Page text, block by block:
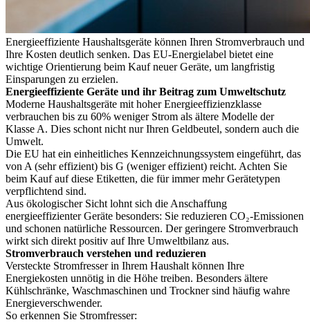
Energieeffiziente Haushaltsgeräte können Ihren Stromverbrauch und
Ihre Kosten deutlich senken. Das EU-Energielabel bietet eine
wichtige Orientierung beim Kauf neuer Geräte, um langfristig
Einsparungen zu erzielen.
Energieeffiziente Geräte und ihr Beitrag zum Umweltschutz
Moderne Haushaltsgeräte mit hoher Energieeffizienzklasse
verbrauchen bis zu 60% weniger Strom als ältere Modelle der
Klasse A. Dies schont nicht nur Ihren Geldbeutel, sondern auch die
Umwelt.
Die EU hat ein einheitliches Kennzeichnungssystem eingeführt, das
von A (sehr effizient) bis G (weniger effizient) reicht. Achten Sie
beim Kauf auf diese Etiketten, die für immer mehr Gerätetypen
verpflichtend sind.
Aus ökologischer Sicht lohnt sich die Anschaffung
energieeffizienter Geräte besonders: Sie reduzieren CO₂-Emissionen
und schonen natürliche Ressourcen. Der geringere Stromverbrauch
wirkt sich direkt positiv auf Ihre Umweltbilanz aus.
Stromverbrauch verstehen und reduzieren
Versteckte Stromfresser in Ihrem Haushalt können Ihre
Energiekosten unnötig in die Höhe treiben. Besonders ältere
Kühlschränke, Waschmaschinen und Trockner sind häufig wahre
Energieverschwender.
So erkennen Sie Stromfresser: